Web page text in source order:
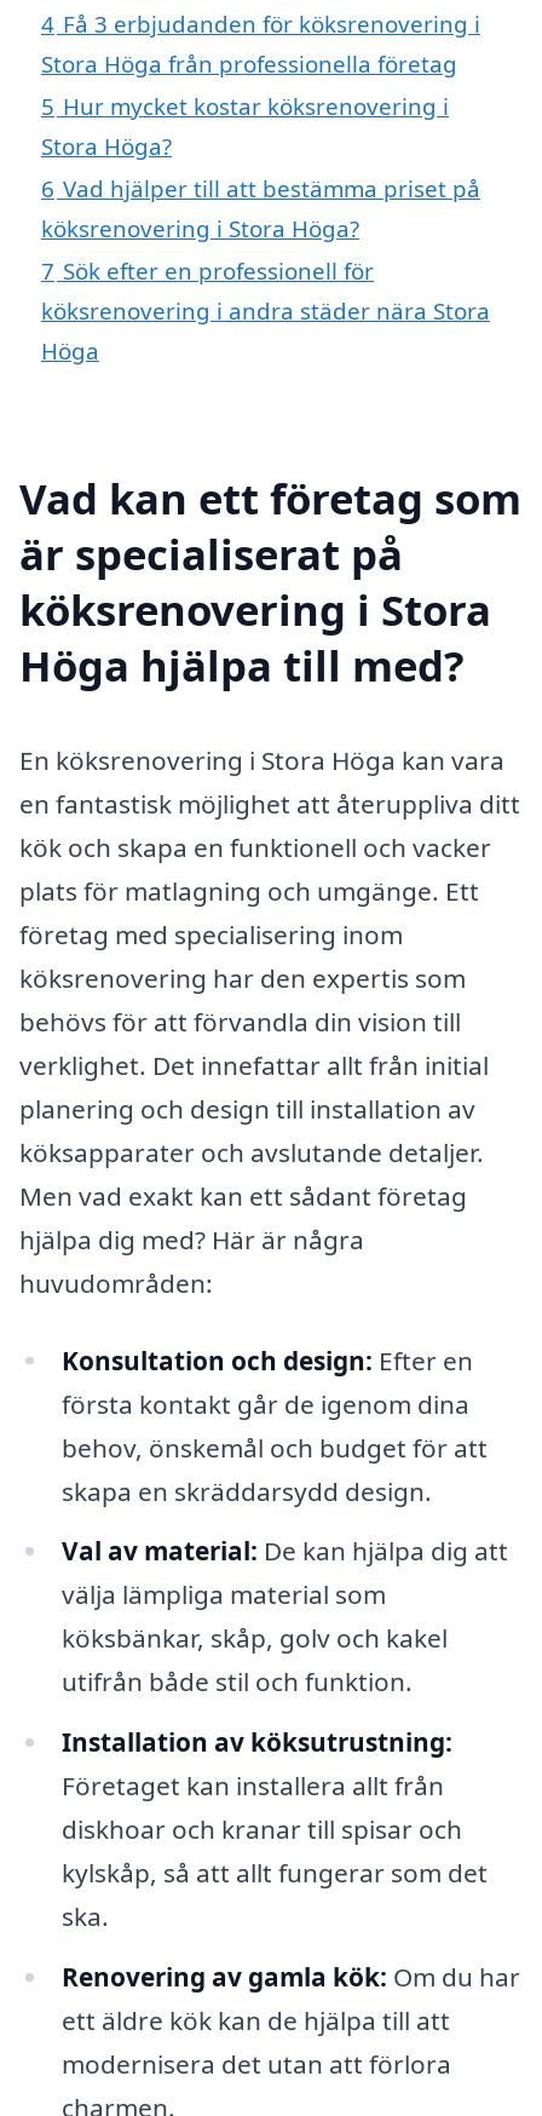
4 Få 3 erbjudanden för köksrenovering i
Stora Höga från professionella företag
5 Hur mycket kostar köksrenovering i
Stora Höga?
6 Vad hjälper till att bestämma priset på
köksrenovering i Stora Höga?
7 Sök efter en professionell för
köksrenovering i andra städer nära Stora
Höga
Vad kan ett företag som
är specialiserat på
köksrenovering i Stora
Höga hjälpa till med?
En köksrenovering i Stora Höga kan vara
en fantastisk möjlighet att återuppliva ditt
kök och skapa en funktionell och vacker
plats för matlagning och umgänge. Ett
företag med specialisering inom
köksrenovering har den expertis som
behövs för att förvandla din vision till
verklighet. Det innefattar allt från initial
planering och design till installation av
köksapparater och avslutande detaljer.
Men vad exakt kan ett sådant företag
hjälpa dig med? Här är några
huvudområden:
Konsultation och design: Efter en
första kontakt går de igenom dina
behov, önskemål och budget för att
skapa en skräddarsydd design.
Val av material: De kan hjälpa dig att
välja lämpliga material som
köksbänkar, skåp, golv och kakel
utifrån både stil och funktion.
Installation av köksutrustning:
Företaget kan installera allt från
diskhoar och kranar till spisar och
kylskåp, så att allt fungerar som det
ska.
Renovering av gamla kök: Om du har
ett äldre kök kan de hjälpa till att
modernisera det utan att förlora
charmen.